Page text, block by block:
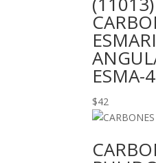
ESMA-
$42